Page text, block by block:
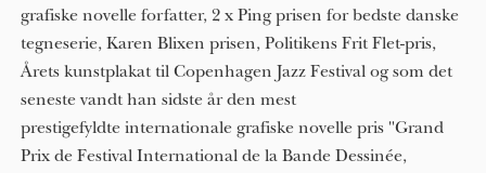
grafiske novelle forfatter, 2 x Ping prisen for bedste danske
tegneserie, Karen Blixen prisen, Politikens Frit Flet-pris,
Årets kunstplakat til Copenhagen Jazz Festival og som det
seneste vandt han sidste år den mest
prestigefyldte internationale grafiske novelle pris "Grand
Prix de Festival International de la Bande Dessinée,